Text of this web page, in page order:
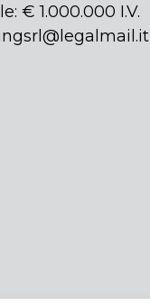
€ 1.000.000 I.V.